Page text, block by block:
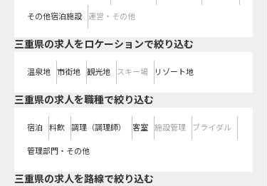
その他宿泊施設 運営・その他
三重県の求人をロケーションで絞り込む
温泉地 市街地 観光地 スキー場 リゾート地
三重県の求人を職種で絞り込む
宿泊 料飲 調理（調理師） 客室 施設管理 ブライダル
管理部門・その他
三重県の求人を路線で絞り込む